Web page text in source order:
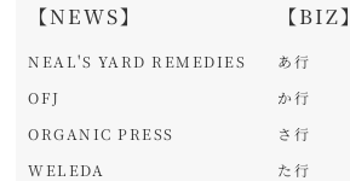
【NEWS】
NEAL'S YARD REMEDIES
OFJ
ORGANIC PRESS
WELEDA
【BIZ】
あ行
か行
さ行
た行